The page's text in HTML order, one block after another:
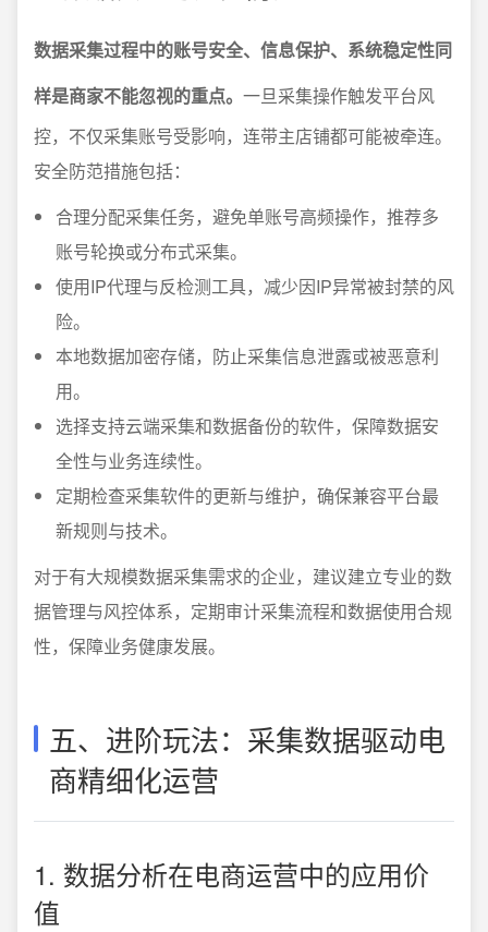
数据采集过程中的账号安全、信息保护、系统稳定性同
样是商家不能忽视的重点。 一旦采集操作触发平台风
控，不仅采集账号受影响，连带主店铺都可能被牵连。
安全防范措施包括：
合理分配采集任务，避免单账号高频操作，推荐多
账号轮换或分布式采集。
使用IP代理与反检测工具，减少因IP异常被封禁的风
险。
本地数据加密存储，防止采集信息泄露或被恶意利
用。
选择支持云端采集和数据备份的软件，保障数据安
全性与业务连续性。
定期检查采集软件的更新与维护，确保兼容平台最
新规则与技术。
对于有大规模数据采集需求的企业，建议建立专业的数
据管理与风控体系，定期审计采集流程和数据使用合规
性，保障业务健康发展。
五、进阶玩法：采集数据驱动电
商精细化运营
1. 数据分析在电商运营中的应用价
值